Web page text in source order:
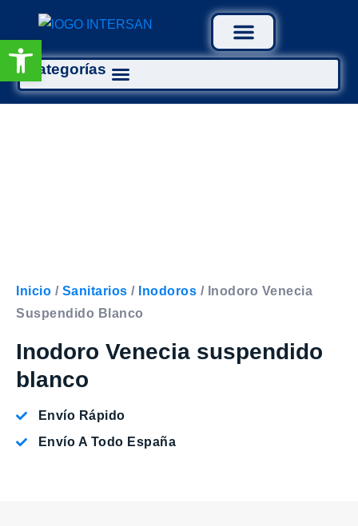
Categorías
Inicio / Sanitarios / Inodoros / Inodoro Venecia
Suspendido Blanco
Inodoro Venecia suspendido
blanco
Envío Rápido
Envío A Todo España
Abrir barra de herramientas